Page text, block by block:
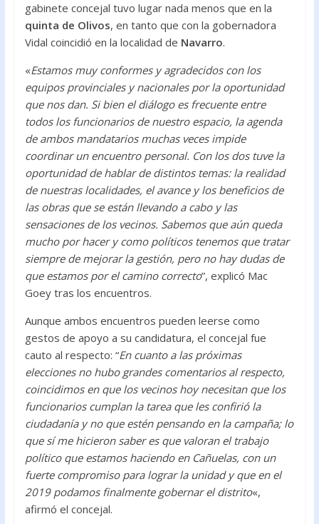
gabinete concejal tuvo lugar nada menos que en la
quinta de Olivos, en tanto que con la gobernadora
Vidal coincidió en la localidad de Navarro.
«Estamos muy conformes y agradecidos con los
equipos provinciales y nacionales por la oportunidad
que nos dan. Si bien el diálogo es frecuente entre
todos los funcionarios de nuestro espacio, la agenda
de ambos mandatarios muchas veces impide
coordinar un encuentro personal. Con los dos tuve la
oportunidad de hablar de distintos temas: la realidad
de nuestras localidades, el avance y los beneficios de
las obras que se están llevando a cabo y las
sensaciones de los vecinos. Sabemos que aún queda
mucho por hacer y como políticos tenemos que tratar
siempre de mejorar la gestión, pero no hay dudas de
que estamos por el camino correcto”, explicó Mac
Goey tras los encuentros.
Aunque ambos encuentros pueden leerse como
gestos de apoyo a su candidatura, el concejal fue
cauto al respecto: “En cuanto a las próximas
elecciones no hubo grandes comentarios al respecto,
coincidimos en que los vecinos hoy necesitan que los
funcionarios cumplan la tarea que les confirió la
ciudadanía y no que estén pensando en la campaña; lo
que sí me hicieron saber es que valoran el trabajo
político que estamos haciendo en Cañuelas, con un
fuerte compromiso para lograr la unidad y que en el
2019 podamos finalmente gobernar el distrito«,
afirmó el concejal.